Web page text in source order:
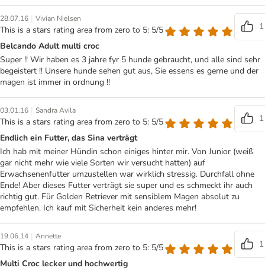
28.07.16 | Vivian Nielsen
This is a stars rating area from zero to 5: 5/5
1
Belcando Adult multi croc
Super !! Wir haben es 3 jahre fyr 5 hunde gebraucht, und alle sind sehr
begeistert !! Unsere hunde sehen gut aus, Sie essens es gerne und der
magen ist immer in ordnung !!
03.01.16 | Sandra Avila
This is a stars rating area from zero to 5: 5/5
1
Endlich ein Futter, das Sina verträgt
Ich hab mit meiner Hündin schon einiges hinter mir. Von Junior (weiß
gar nicht mehr wie viele Sorten wir versucht hatten) auf
Erwachsenenfutter umzustellen war wirklich stressig. Durchfall ohne
Ende! Aber dieses Futter verträgt sie super und es schmeckt ihr auch
richtig gut. Für Golden Retriever mit sensiblem Magen absolut zu
empfehlen. Ich kauf mit Sicherheit kein anderes mehr!
19.06.14 | Annette
This is a stars rating area from zero to 5: 5/5
1
Multi Croc lecker und hochwertig